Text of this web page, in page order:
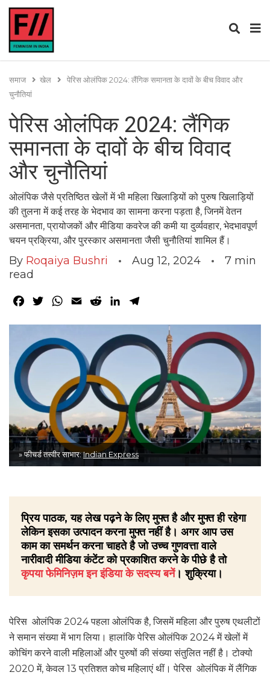
समाज खेल
पेरिस ओलंपिक 2024: लैंगिक समानता के दावों के बीच विवाद और
चुनौतियां
पेरिस ओलंपिक 2024: लैंगिक
समानता के दावों के बीच विवाद
और चुनौतियां
ओलंपिक जैसे प्रतिष्ठित खेलों में भी महिला खिलाड़ियों को पुरुष खिलाड़ियों
की तुलना में कई तरह के भेदभाव का सामना करना पड़ता है, जिनमें वेतन
असमानता, प्रायोजकों और मीडिया कवरेज की कमी या दुर्व्यवहार, भेदभावपूर्ण
चयन प्रक्रिया, और पुरस्कार असमानता जैसी चुनौतियां शामिल हैं।
By Roqaiya Bushri Aug 12, 2024 7 min
read
Facebook
TwitterWhatsApp
Email RedditLinkedIn
» फीचर्ड तस्वीर साभार:Indian Express
प्रिय पाठक, यह लेख पढ़ने के लिए मुफ्त है और मुफ्त ही रहेगा
लेकिन इसका उत्पादन करना मुफ्त नहीं है। अगर आप उस
काम का समर्थन करना चाहते है जो उच्च गुणवत्ता वाले
नारीवादी मीडिया कंटेंट को प्रकाशित करने के पीछे है तो
कृपया फेमिनिज़म इन इंडिया के सदस्य बनें। शुक्रिया।
पेरिस ओलंपिक 2024 पहला ओलंपिक है, जिसमें महिला और पुरुष एथलीटों
ने समान संख्या में भाग लिया। हालांकि पेरिस ओलंपिक 2024 में खेलों में
कोचिंग करने वाली महिलाओं और पुरुषों की संख्या संतुलित नहीं है। टोक्यो
2020 में, केवल 13 प्रतिशत कोच महिलाएं थीं। पेरिस ओलंपिक में लैंगिक